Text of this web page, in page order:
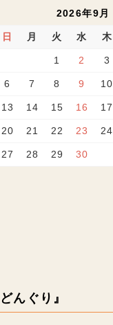
2026年9月
日 月 火 水 木
1 2 3
6 7 8 9 10
13 14 15 16 17
20 21 22 23 24
27 28 29 30
んぐり』